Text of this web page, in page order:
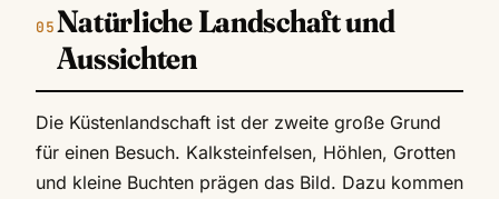
Natürliche Landschaft und
Aussichten
Die Küstenlandschaft ist der zweite große Grund
für einen Besuch. Kalksteinfelsen, Höhlen, Grotten
und kleine Buchten prägen das Bild. Dazu kommen